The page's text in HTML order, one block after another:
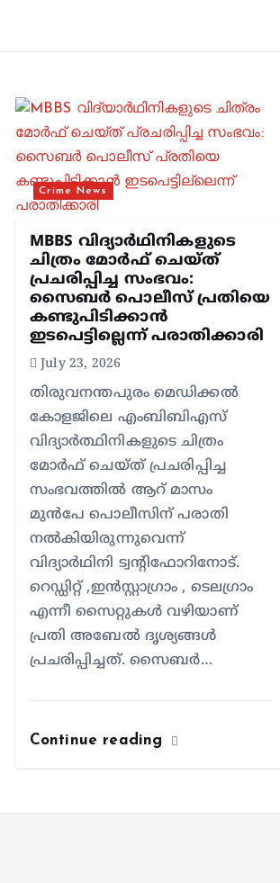
Crime News
MBBS വിദ്യാർഥിനികളുടെ
ചിത്രം മോർഫ് ചെയ്ത്
പ്രചരിപ്പിച്ച സംഭവം:
സൈബർ പൊലീസ് പ്രതിയെ
കണ്ടുപിടിക്കാൻ
ഇടപെട്ടില്ലെന്ന് പരാതിക്കാരി
July 23, 2026
തിരുവനന്തപുരം മെഡിക്കൽ
കോളജിലെ എംബിബിഎസ്
വിദ്യാർത്ഥിനികളുടെ ചിത്രം
മോർഫ് ചെയ്ത് പ്രചരിപ്പിച്ച
സംഭവത്തിൽ ആറ് മാസം
മുൻപേ പൊലീസിന് പരാതി
നൽകിയിരുന്നുവെന്ന്
വിദ്യാർഥിനി ട്വന്റിഫോറിനോട്.
റെഡ്ഡിറ്റ് ,ഇൻസ്റ്റാഗ്രാം , ടെലഗ്രാം
എന്നീ സൈറ്റുകൾ വഴിയാണ്
പ്രതി അബേൽ ദൃശ്യങ്ങൾ
പ്രചരിപ്പിച്ചത്. സൈബർ…
Continue reading